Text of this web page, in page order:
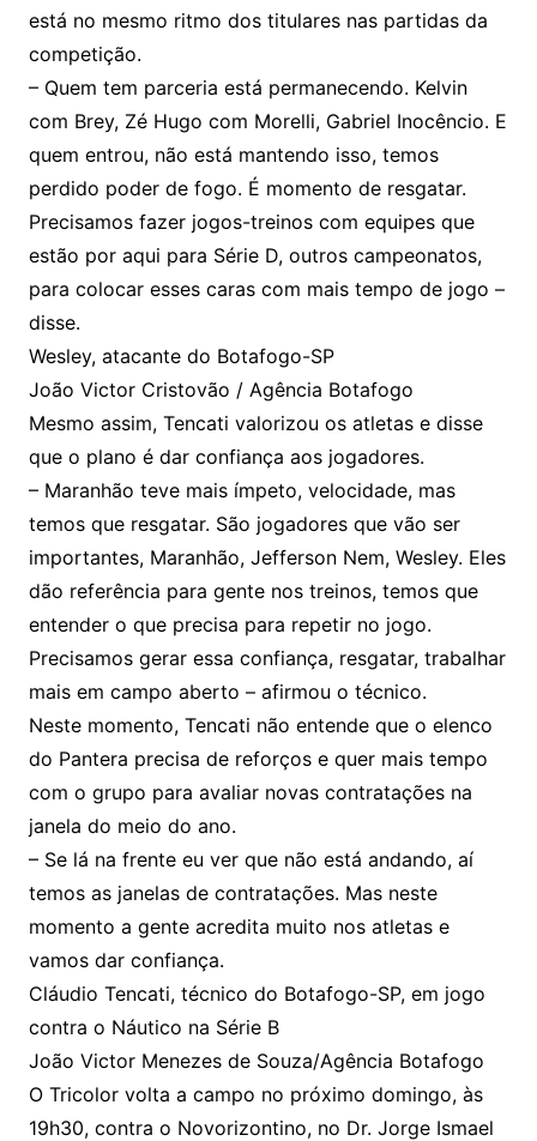
está no mesmo ritmo dos titulares nas partidas da
competição.
– Quem tem parceria está permanecendo. Kelvin
com Brey, Zé Hugo com Morelli, Gabriel Inocêncio. E
quem entrou, não está mantendo isso, temos
perdido poder de fogo. É momento de resgatar.
Precisamos fazer jogos-treinos com equipes que
estão por aqui para Série D, outros campeonatos,
para colocar esses caras com mais tempo de jogo –
disse.
Wesley, atacante do Botafogo-SP
João Victor Cristovão / Agência Botafogo
Mesmo assim, Tencati valorizou os atletas e disse
que o plano é dar confiança aos jogadores.
– Maranhão teve mais ímpeto, velocidade, mas
temos que resgatar. São jogadores que vão ser
importantes, Maranhão, Jefferson Nem, Wesley. Eles
dão referência para gente nos treinos, temos que
entender o que precisa para repetir no jogo.
Precisamos gerar essa confiança, resgatar, trabalhar
mais em campo aberto – afirmou o técnico.
Neste momento, Tencati não entende que o elenco
do Pantera precisa de reforços e quer mais tempo
com o grupo para avaliar novas contratações na
janela do meio do ano.
– Se lá na frente eu ver que não está andando, aí
temos as janelas de contratações. Mas neste
momento a gente acredita muito nos atletas e
vamos dar confiança.
Cláudio Tencati, técnico do Botafogo-SP, em jogo
contra o Náutico na Série B
João Victor Menezes de Souza/Agência Botafogo
O Tricolor volta a campo no próximo domingo, às
19h30, contra o Novorizontino, no Dr. Jorge Ismael